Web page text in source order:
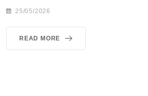
25/05/2026
READ MORE